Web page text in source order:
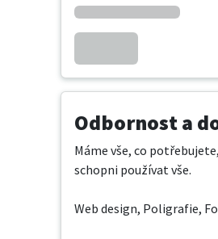
Odbornost a
Máme vše, co
schopni používat vše.
Web design, Poligrafie,